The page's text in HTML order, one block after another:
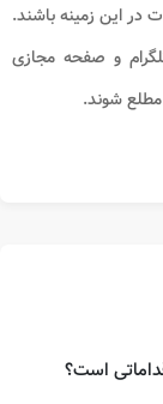
در این زمینه باشند.
و صفحه مجازی
مطلع شوند.